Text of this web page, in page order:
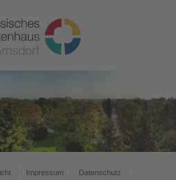
Impressum
Datenschutz